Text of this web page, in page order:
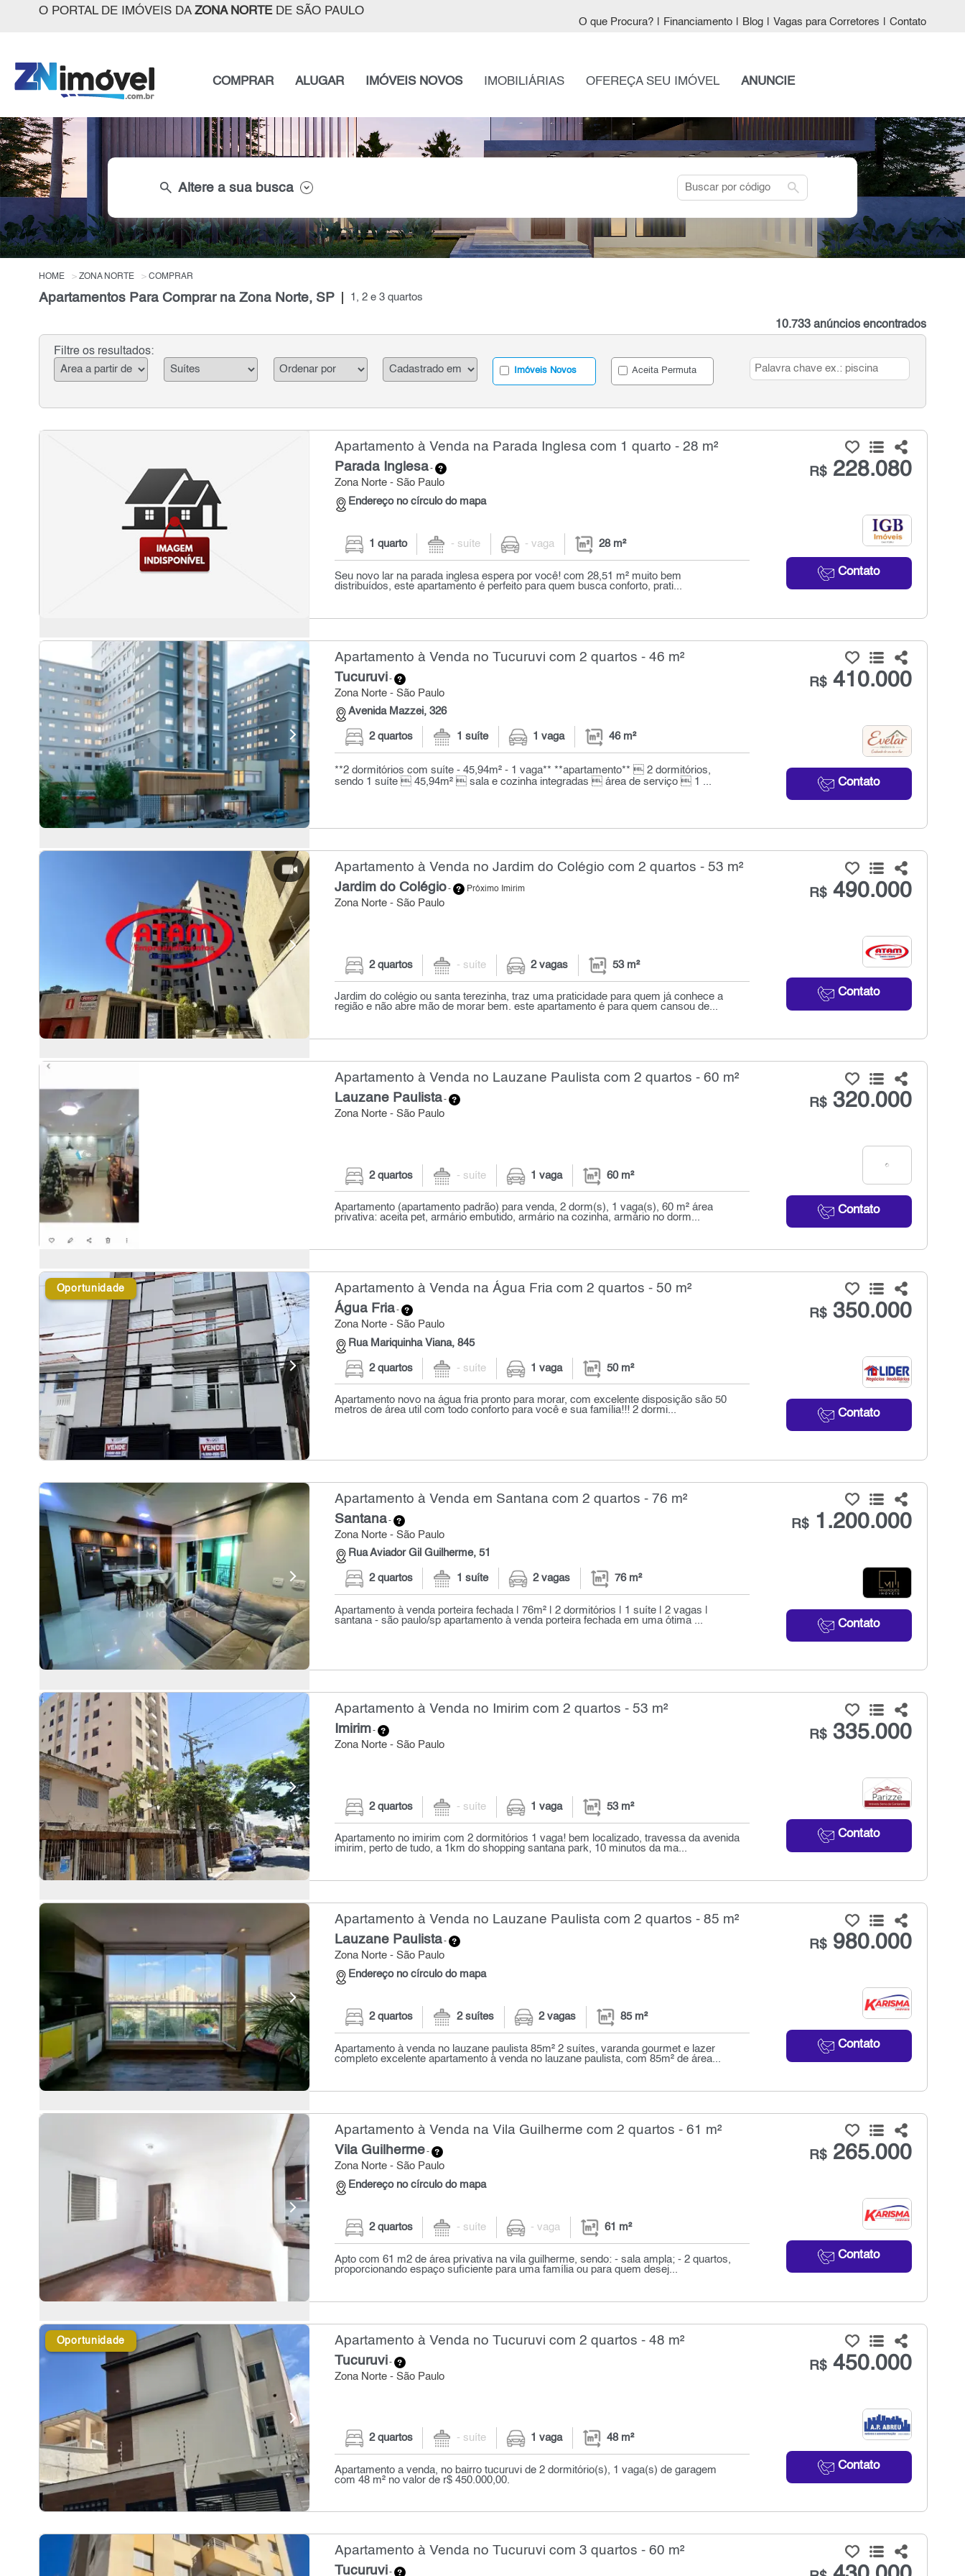
O PORTAL DE IMÓVEIS DA ZONA NORTEDE SÃO PAULO
O que Procura? Financiamento Blog Vagas para Corretores Contato
COMPRAR ALUGAR IMÓVEIS NOVOS IMOBILIÁRIAS OFEREÇA SEU IMÓVEL ANUNCIE
search Altere a sua busca search
HOME ZONA NORTE COMPRAR
Apartamentos Para Comprar na Zona Norte, SP 1, 2 e 3 quartos
10.733 anúncios encontrados
Filtre os resultados:
Imóveis Novos Aceita Permuta
Apartamento à Venda na Parada Inglesa com 1 quarto - 28 m²
Parada Inglesa-
Zona Norte - São Paulo
Endereço no círculo do mapa
R$228.080
Contato
1 quarto - suíte - vaga 28 m²
Seu novo lar na parada inglesa espera por você! com 28,51 m² muito bem
distribuídos, este apartamento é perfeito para quem busca conforto, prati...
Apartamento à Venda no Tucuruvi com 2 quartos - 46 m²
Tucuruvi-
Zona Norte - São Paulo
Avenida Mazzei, 326
R$410.000
Contato
2 quartos 1 suíte 1 vaga 46 m²
**2 dormitórios com suíte - 45,94m² - 1 vaga** **apartamento**  2 dormitórios,
sendo 1 suíte  45,94m²  sala e cozinha integradas  área de serviço  1 ...
Apartamento à Venda no Jardim do Colégio com 2 quartos - 53 m²
Jardim do Colégio- Próximo Imirim
Zona Norte - São Paulo
R$490.000
Contato
2 quartos - suíte 2 vagas 53 m²
Jardim do colégio ou santa terezinha, traz uma praticidade para quem já conhece a
região e não abre mão de morar bem. este apartamento é para quem cansou de...
Apartamento à Venda no Lauzane Paulista com 2 quartos - 60 m²
Lauzane Paulista-
Zona Norte - São Paulo
R$320.000
Contato
2 quartos - suíte 1 vaga 60 m²
Apartamento (apartamento padrão) para venda, 2 dorm(s), 1 vaga(s), 60 m² área
privativa: aceita pet, armário embutido, armário na cozinha, armário no dorm...
Oportunidade Apartamento à Venda na Água Fria com 2 quartos - 50 m²
Água Fria-
Zona Norte - São Paulo
Rua Mariquinha Viana, 845
R$350.000
Contato
2 quartos - suíte 1 vaga 50 m²
Apartamento novo na água fria pronto para morar, com excelente disposição são 50
metros de área util com todo conforto para você e sua família!!! 2 dormi...
Apartamento à Venda em Santana com 2 quartos - 76 m²
Santana-
Zona Norte - São Paulo
Rua Aviador Gil Guilherme, 51
R$1.200.000
Contato
2 quartos 1 suíte 2 vagas 76 m²
Apartamento à venda porteira fechada | 76m² | 2 dormitórios | 1 suíte | 2 vagas |
santana - são paulo/sp apartamento à venda porteira fechada em uma ótima ...
Apartamento à Venda no Imirim com 2 quartos - 53 m²
Imirim-
Zona Norte - São Paulo
R$335.000
Contato
2 quartos - suíte 1 vaga 53 m²
Apartamento no imirim com 2 dormitórios 1 vaga! bem localizado, travessa da avenida
imirim, perto de tudo, a 1km do shopping santana park, 10 minutos da ma...
Apartamento à Venda no Lauzane Paulista com 2 quartos - 85 m²
Lauzane Paulista-
Zona Norte - São Paulo
Endereço no círculo do mapa
R$980.000
Contato
2 quartos 2 suítes 2 vagas 85 m²
Apartamento à venda no lauzane paulista 85m² 2 suítes, varanda gourmet e lazer
completo excelente apartamento à venda no lauzane paulista, com 85m² de área...
Apartamento à Venda na Vila Guilherme com 2 quartos - 61 m²
Vila Guilherme-
Zona Norte - São Paulo
Endereço no círculo do mapa
R$265.000
Contato
2 quartos - suíte - vaga 61 m²
Apto com 61 m2 de área privativa na vila guilherme, sendo: - sala ampla; - 2 quartos,
proporcionando espaço suficiente para uma família ou para quem desej...
Oportunidade Apartamento à Venda no Tucuruvi com 2 quartos - 48 m²
Tucuruvi-
Zona Norte - São Paulo
R$450.000
Contato
2 quartos - suíte 1 vaga 48 m²
Apartamento a venda, no bairro tucuruvi de 2 dormitório(s), 1 vaga(s) de garagem
com 48 m² no valor de r$ 450.000,00.
Apartamento à Venda no Tucuruvi com 3 quartos - 60 m²
Tucuruvi-